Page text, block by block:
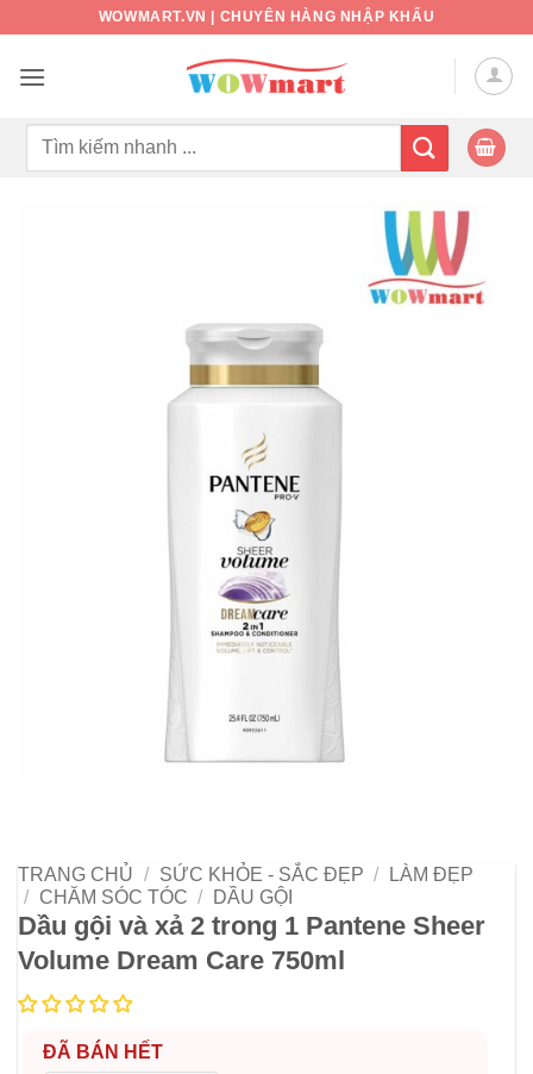
nội
WOWMART.VN | CHUYÊN HÀNG NHẬP KHẨU
Tìm
TRANG CHỦ / SỨC KHỎE - SẮC ĐẸP /
LÀM ĐẸP
/
CHĂM SÓC TÓC / DẦU GỘI
Dầu gội và xả 2 trong 1 Pantene Sheer
Volume Dream Care 750ml
ĐÃ BÁN HẾT